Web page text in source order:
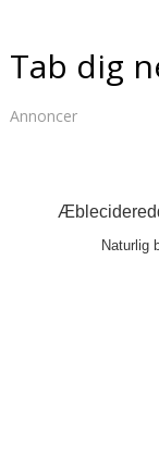
Tab dig
Annoncer
Naturlig